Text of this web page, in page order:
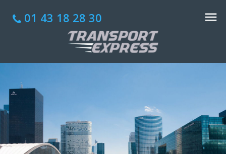
01 43 18 28 30